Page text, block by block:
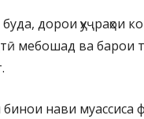
дорои ҳуҷраҳои
мебошад ва барои
нави муассиса